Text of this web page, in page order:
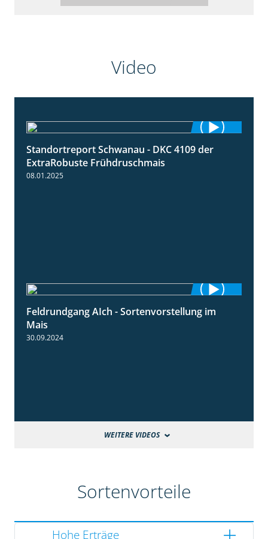
Video
0:46
Standortreport Schwanau - DKC 4109 der
ExtraRobuste Frühdruschmais
08.01.2025
11:24
Feldrundgang AIch - Sortenvorstellung im
Mais
30.09.2024
WEITERE VIDEOS
Sortenvorteile
Hohe Erträge